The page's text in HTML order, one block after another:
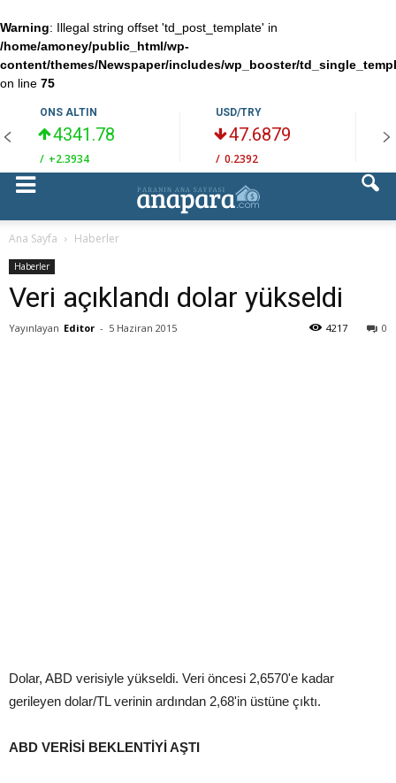
Warning: Illegal string offset 'td_post_template' in
/home/amoney/public_html/wp-
content/themes/Newspaper/includes/wp_booster/
on line 75
ONS ALTIN
4341.78
/ +2.3934
USD/TRY
47.6879
/ 0.2392
Ana Sayfa Haberler
Haberler
Veri açıklandı dolar yükseldi
Yayınlayan Editor - 5 Haziran 2015 0
4217
Dolar, ABD verisiyle yükseldi. Veri öncesi 2,6570'e kadar
gerileyen dolar/TL verinin ardından 2,68'in üstüne çıktı.
ABD VERİSİ BEKLENTİYİ AŞTI